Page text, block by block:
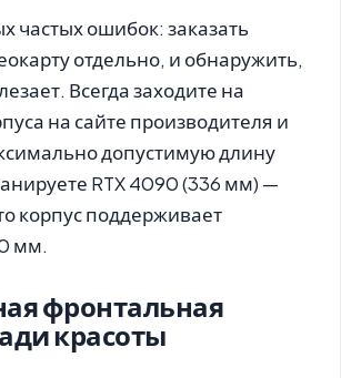
частых ошибок: заказать
отдельно, и обнаружить,
Всегда заходите на
на сайте производителя и
допустимую длину
RTX 4090 (336 мм) —
корпус поддерживает
мм.
фронтальная
красоты